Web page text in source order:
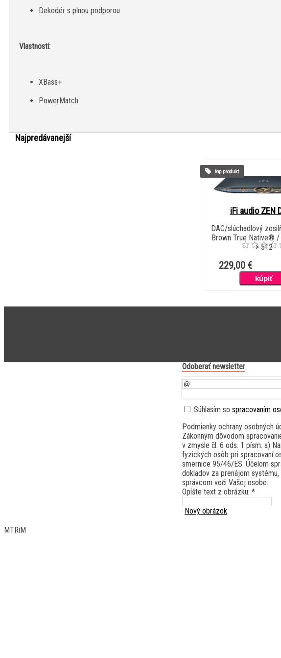
Dekodér s plnou podporou
Vlastnosti:
XBass+
PowerMatch
Najpredávanejší
iFi audio ZEN
DAC/slúchadlový
Brown True Native® /
> 512
229,00 €
top produkt
Odoberať newsletter
Súhlasím so spracovaním
Podmienky ochrany osobných
Zákonným dôvodom
v zmysle čl. 6 ods. 1 písm. a)
fyzických osôb pri spracovaní
smernice 95/46/ES. Účelom
dokladov za prenájom
správcom voči Vašej osobe.
Opíšte text z obrázku: *
Nový obrázok
MTRiM